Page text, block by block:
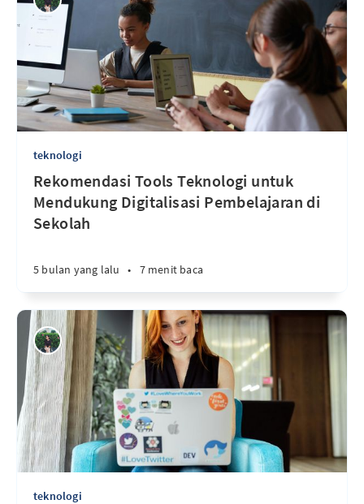
teknologi
Rekomendasi Tools Teknologi untuk
Mendukung Digitalisasi Pembelajaran di
Sekolah
5 bulan yang lalu • 7 menit baca
teknologi